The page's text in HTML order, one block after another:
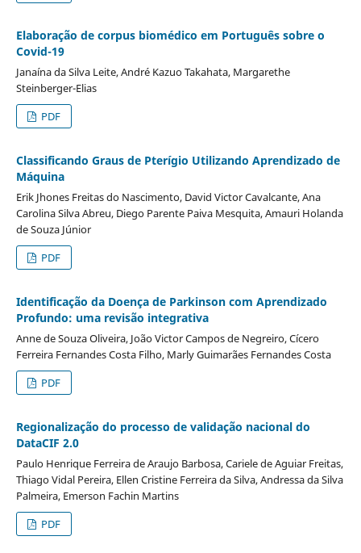
Elaboração de corpus biomédico em Português sobre o
Covid-19
Janaína da Silva Leite, André Kazuo Takahata, Margarethe
Steinberger-Elias
PDF
Classificando Graus de Pterígio Utilizando Aprendizado de
Máquina
Erik Jhones Freitas do Nascimento, David Victor Cavalcante, Ana
Carolina Silva Abreu, Diego Parente Paiva Mesquita, Amauri Holanda
de Souza Júnior
PDF
Identificação da Doença de Parkinson com Aprendizado
Profundo: uma revisão integrativa
Anne de Souza Oliveira, João Victor Campos de Negreiro, Cícero
Ferreira Fernandes Costa Filho, Marly Guimarães Fernandes Costa
PDF
Regionalização do processo de validação nacional do
DataCIF 2.0
Paulo Henrique Ferreira de Araujo Barbosa, Cariele de Aguiar Freitas,
Thiago Vidal Pereira, Ellen Cristine Ferreira da Silva, Andressa da Silva
Palmeira, Emerson Fachin Martins
PDF